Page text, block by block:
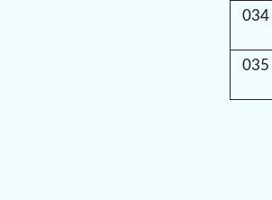
034
035